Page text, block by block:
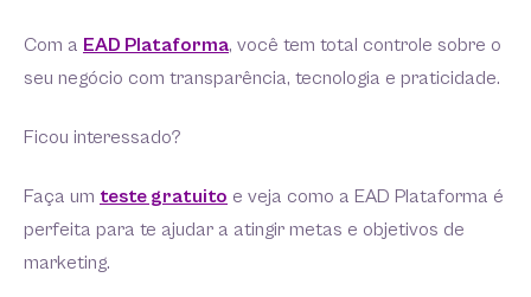
Com a EAD Plataforma, você tem total controle sobre o
seu negócio com transparência, tecnologia e praticidade.
Ficou interessado?
Faça um teste gratuito e veja como a EAD Plataforma é
perfeita para te ajudar a atingir metas e objetivos de
marketing.